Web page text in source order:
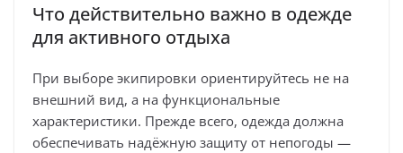
Что действительно важно в одежде
для активного отдыха
При выборе экипировки ориентируйтесь не на
внешний вид, а на функциональные
характеристики. Прежде всего, одежда должна
обеспечивать надёжную защиту от непогоды —